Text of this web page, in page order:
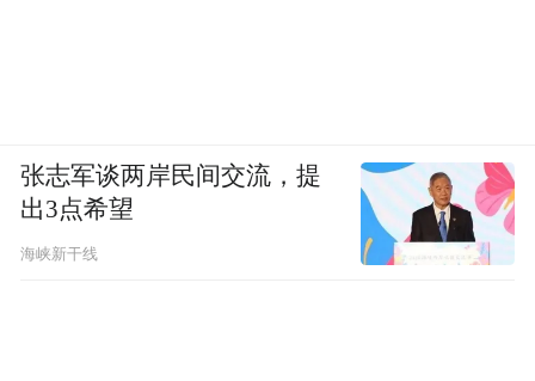
张志军谈两岸民间交流，提
出3点希望
海峡新干线